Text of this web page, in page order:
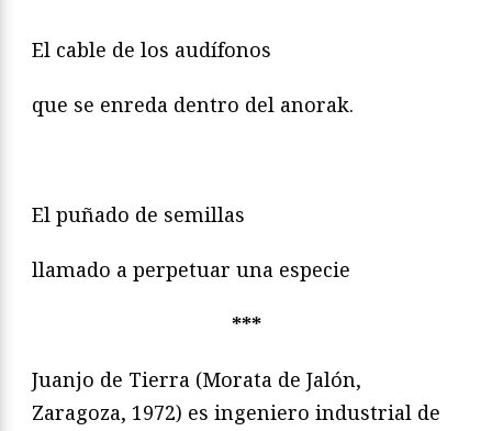
El cable de los audífonos
que se enreda dentro del anorak.
El puñado de semillas
llamado a perpetuar una especie
***
Juanjo de Tierra (Morata de Jalón,
Zaragoza, 1972) es ingeniero industrial de